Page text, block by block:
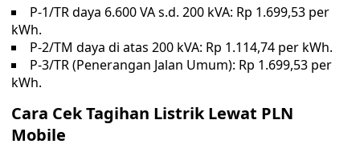
P-1/TR daya 6.600 VA s.d. 200 kVA: Rp 1.699,53 per
kWh.
P-2/TM daya di atas 200 kVA: Rp 1.114,74 per kWh.
P-3/TR (Penerangan Jalan Umum): Rp 1.699,53 per
kWh.
Cara Cek Tagihan Listrik Lewat PLN
Mobile